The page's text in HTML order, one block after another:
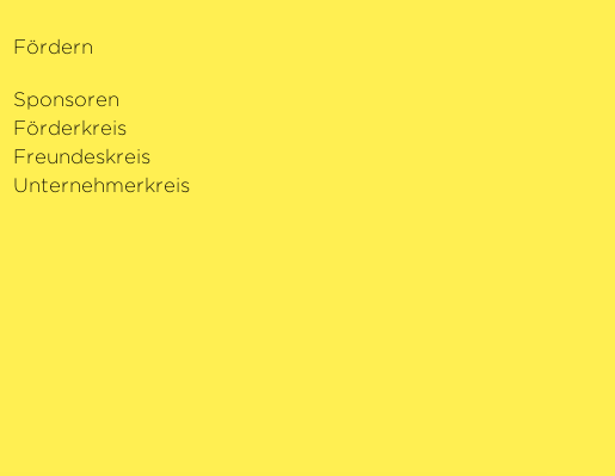
Fördern
Sponsoren
Förderkreis
Freundeskreis
Unternehmerkreis